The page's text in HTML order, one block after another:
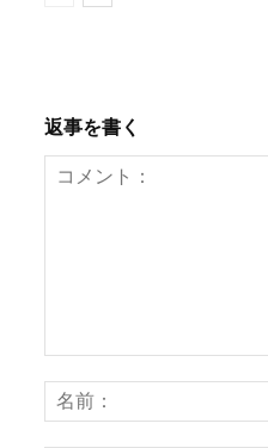
返事を書く
メ